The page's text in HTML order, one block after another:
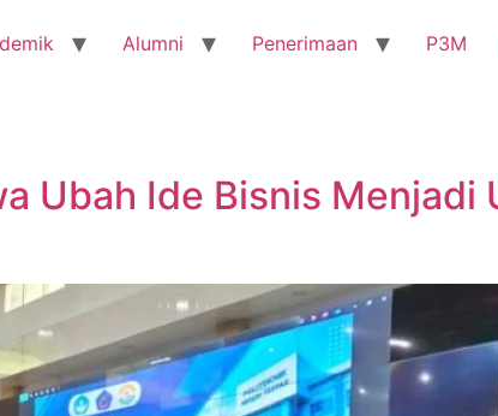
Alumni Penerimaan P3M
Ubah Ide Bisnis Menjadi